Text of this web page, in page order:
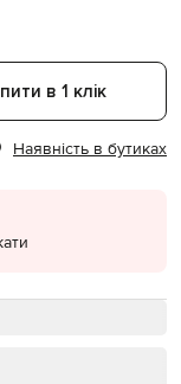
в 1 клік
Наявність в бутиках